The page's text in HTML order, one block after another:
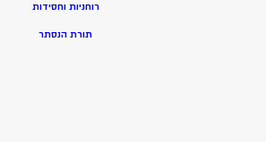
רוחניות וחסידות
תורת הנסתר